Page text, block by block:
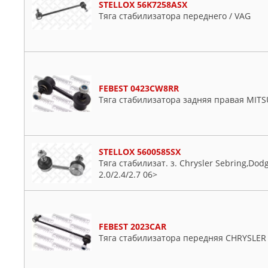
STELLOX 56K7258ASX
Тяга стабилизатора переднего / VAG
FEBEST 0423CW8RR
Тяга стабилизатора задняя правая
STELLOX 5600585SX
Тяга стабилизат. з. Chrysler
2.0/2.4/2.7 06>
FEBEST 2023CAR
Тяга стабилизатора передняя